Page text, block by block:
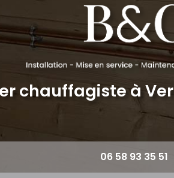
chauffagiste à
06 58 93 35 51